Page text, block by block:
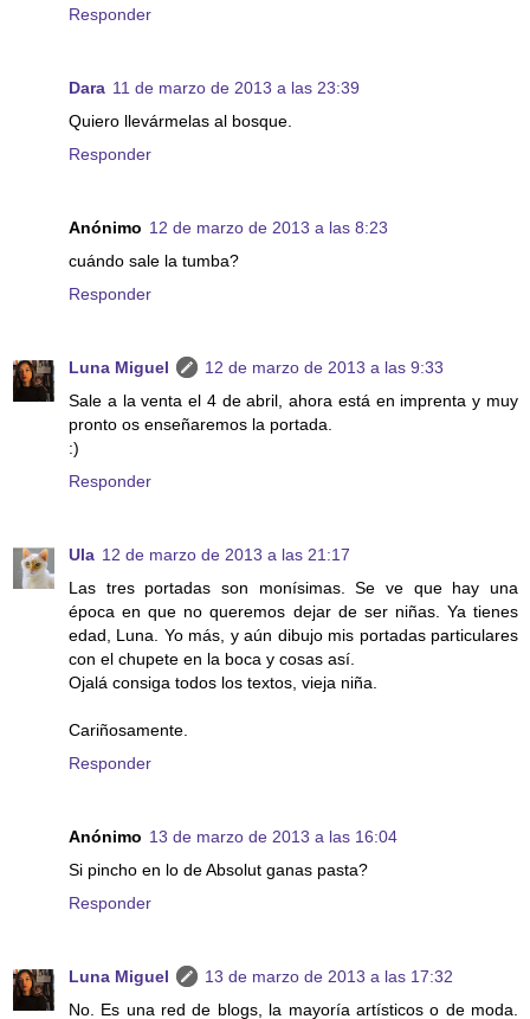
Responder
Dara 11 de marzo de 2013 a las 23:39
Quiero llevármelas al bosque.
Responder
Anónimo 12 de marzo de 2013 a las 8:23
cuándo sale la tumba?
Responder
Luna Miguel
12 de marzo de 2013 a las 9:33
Sale a la venta el 4 de abril, ahora está en imprenta y muy
pronto os enseñaremos la portada.
:)
Responder
Ula 12 de marzo de 2013 a las 21:17
Las tres portadas son monísimas. Se ve que hay una
época en que no queremos dejar de ser niñas. Ya tienes
edad, Luna. Yo más, y aún dibujo mis portadas particulares
con el chupete en la boca y cosas así.
Ojalá consiga todos los textos, vieja niña.
Cariñosamente.
Responder
Anónimo 13 de marzo de 2013 a las 16:04
Si pincho en lo de Absolut ganas pasta?
Responder
Luna Miguel
13 de marzo de 2013 a las 17:32
No. Es una red de blogs, la mayoría artísticos o de moda.